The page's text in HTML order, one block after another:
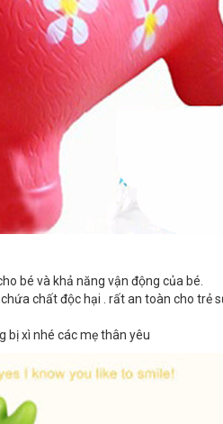
bé và khả năng vận động của bé.
chất độc hại . rất an toàn cho trẻ
bị xì nhé các mẹ thân yêu